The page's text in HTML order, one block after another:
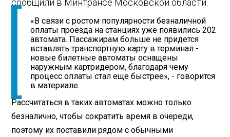
сообщили в Минтрансе Московской области.
«В связи с ростом популярности безналичной
оплаты проезда на станциях уже появились 202
автомата. Пассажирам больше не придется
вставлять транспортную карту в терминал -
новые билетные автоматы оснащены
наружным картридером, благодаря чему
процесс оплаты стал еще быстрее», - говорится
в материале.
Рассчитаться в таких автоматах можно только
безналично, чтобы сократить время в очереди,
поэтому их поставили рядом с обычными